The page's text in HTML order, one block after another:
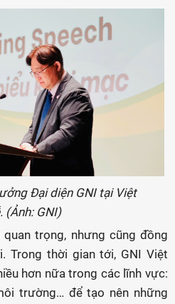
Đại diện GNI tại Việt
(Ảnh: GNI)
trọng, nhưng cũng đồng
Trong thời gian tới, GNI Việt
hơn nữa trong các lĩnh vực:
trường… để tạo nên những